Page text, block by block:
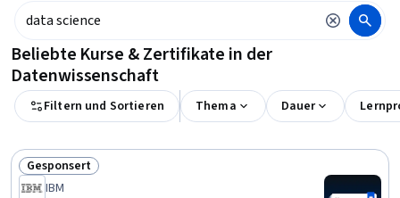
Beliebte Kurse & Zertifikate in der
Datenwissenschaft
Filtern und Sortieren Thema Dauer
Status: Gesponsert
Gesponsert
IBM